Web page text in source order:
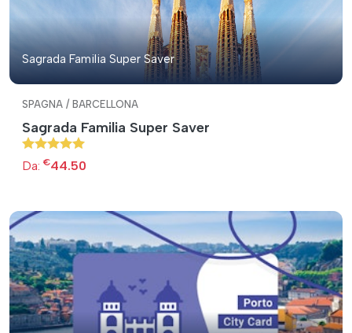
Sagrada Familia Super Saver
SPAGNA / BARCELLONA
Sagrada Familia Super Saver
Da: €44.50